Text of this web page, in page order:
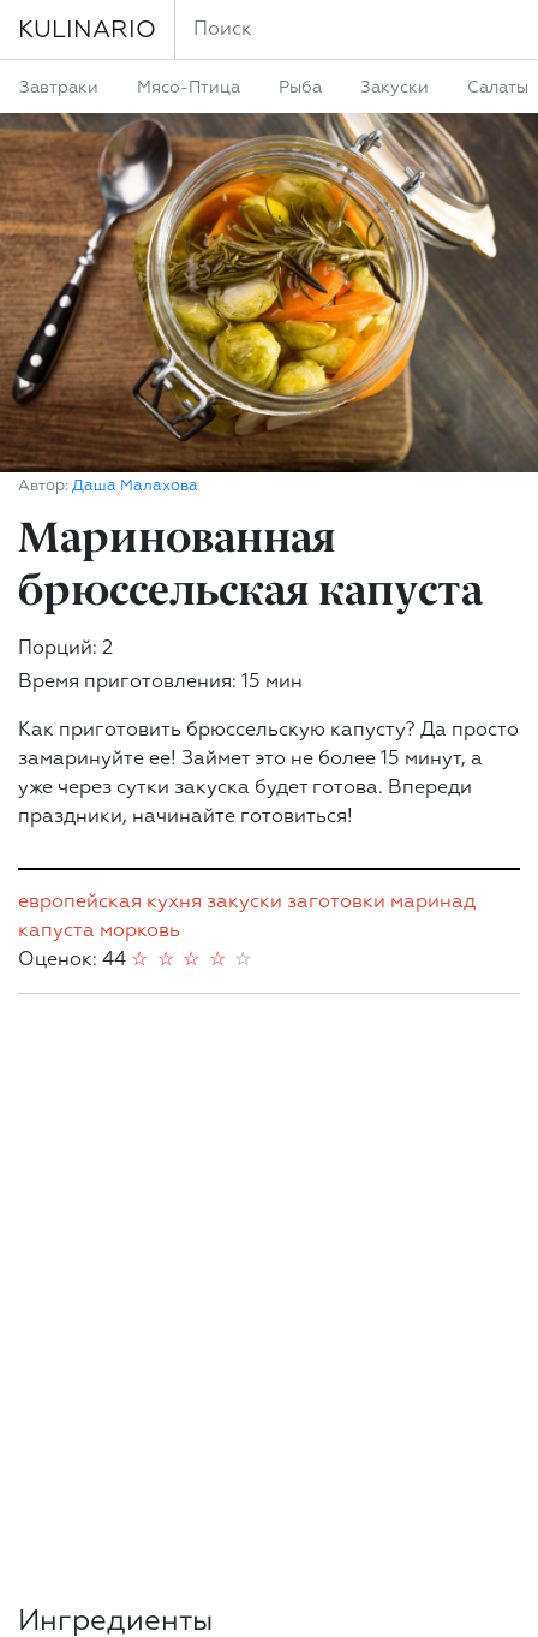
KULINARIO
Завтраки Мясо-Птица Рыба Закуски Салаты
Автор: Даша Малахова
Маринованная
брюссельская капуста
Порций: 2
Время приготовления: 15 мин
Как приготовить брюссельскую капусту? Да просто
замаринуйте ее! Займет это не более 15 минут, а
уже через сутки закуска будет готова. Впереди
праздники, начинайте готовиться!
европейская кухня закуски заготовки маринад
капуста морковь
Оценок: 44
☆
☆
☆
☆
☆
Ингредиенты